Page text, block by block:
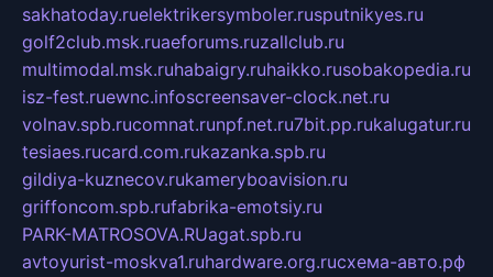
sakhatoday.ruelektrikersymboler.rusputnikyes.ru
golf2club.msk.ruaeforums.ruzallclub.ru
multimodal.msk.ruhabaigry.ruhaikko.rusobakopedia.ru
isz-fest.ruewnc.infoscreensaver-clock.net.ru
volnav.spb.rucomnat.runpf.net.ru7bit.pp.rukalugatur.ru
tesiaes.rucard.com.rukazanka.spb.ru
gildiya-kuznecov.rukameryboavision.ru
griffoncom.spb.rufabrika-emotsiy.ru
PARK-MATROSOVA.RUagat.spb.ru
avtoyurist-moskva1.ruhardware.org.ruсхема-авто.рф